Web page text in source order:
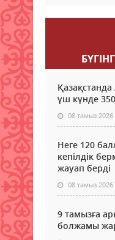
үш күнде
08 тамыз 2026
Неге 120
кепілдік
жауап берді
08 тамыз 2026
9 тамызға
болжамы